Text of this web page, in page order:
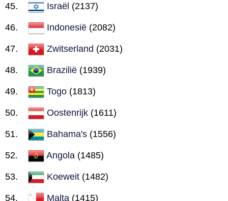
Israël (2137)
Indonesië (2082)
Zwitserland (2031)
Brazilië (1939)
Togo (1813)
Oostenrijk (1611)
Bahama's (1556)
Angola (1485)
Koeweit (1482)
Malta (1415)